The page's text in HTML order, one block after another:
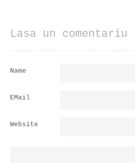
Lasa un comentariu
Name
EMail
Website